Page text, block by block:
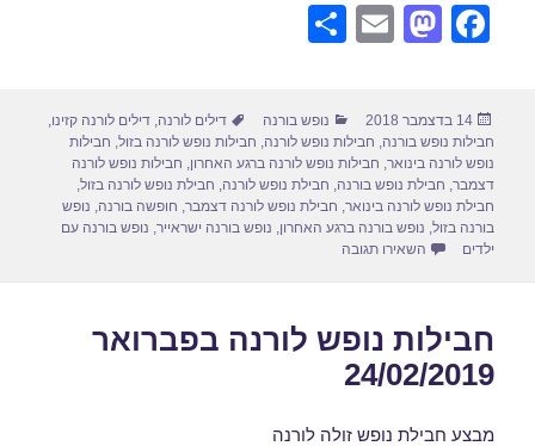
F
e
b
o
o
M
o
d
o
n
E
e
פורסם
בתאריך
14 בדצמבר 2018 קטגוריות
נופש בורנה תגיות
דילים לורנה,דילים לורנה קזינו,
חבילות נופש בורנה, חבילות נופש לורנה, חבילות נופש לורנה בזול, חבילות
נופש לורנה בינואר, חבילות נופש לורנה ברגע האחרון, חבילות נופש לורנה
דצמבר, חבילת נופש בורנה, חבילת נופש לורנה, חבילת נופש לורנה בזול,
חבילת נופש לורנה בינואר, חבילת נופש לורנה דצמבר, חופשה בורנה, נופש
בורנה בזול, נופש בורנה ברגע האחרון, נופש בורנה ישראייר, נופש בורנה עם
ילדים
השאירו תגובה
חבילות נופש לורנה בפברואר
24/02/2019
מבצע חבילת נופש זולה לורנה